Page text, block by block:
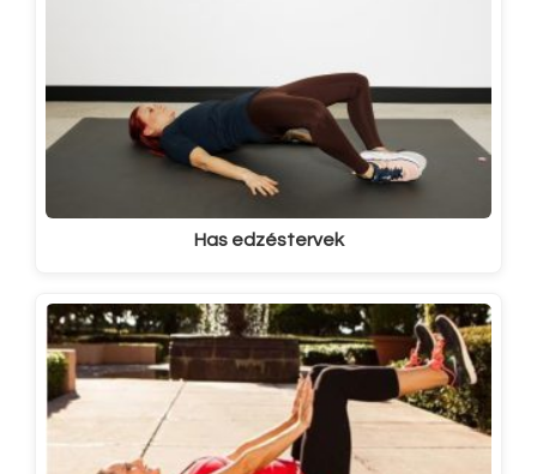
Has edzéstervek